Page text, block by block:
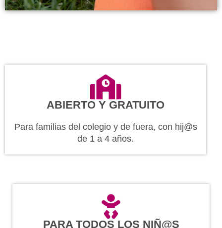
ABIERTO Y GRATUITO
Para familias del colegio y de fuera, con hij@s
de 1 a 4 años.
PARA TODOS LOS NIÑ@S